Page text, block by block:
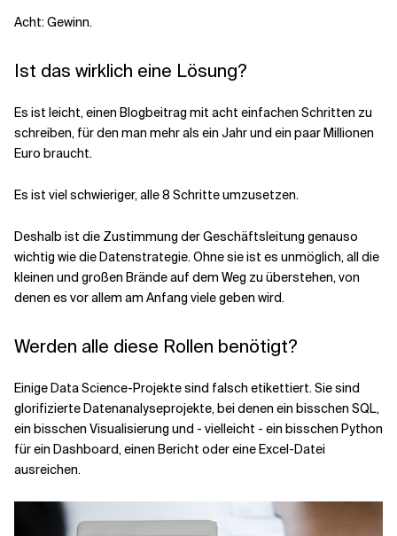
Acht: Gewinn.
Ist das wirklich eine Lösung?
Es ist leicht, einen Blogbeitrag mit acht einfachen Schritten zu
schreiben, für den man mehr als ein Jahr und ein paar Millionen
Euro braucht.
Es ist viel schwieriger, alle 8 Schritte umzusetzen.
Deshalb ist die Zustimmung der Geschäftsleitung genauso
wichtig wie die Datenstrategie. Ohne sie ist es unmöglich, all die
kleinen und großen Brände auf dem Weg zu überstehen, von
denen es vor allem am Anfang viele geben wird.
Werden alle diese Rollen benötigt?
Einige Data Science-Projekte sind falsch etikettiert. Sie sind
glorifizierte Datenanalyseprojekte, bei denen ein bisschen SQL,
ein bisschen Visualisierung und - vielleicht - ein bisschen Python
für ein Dashboard, einen Bericht oder eine Excel-Datei
ausreichen.